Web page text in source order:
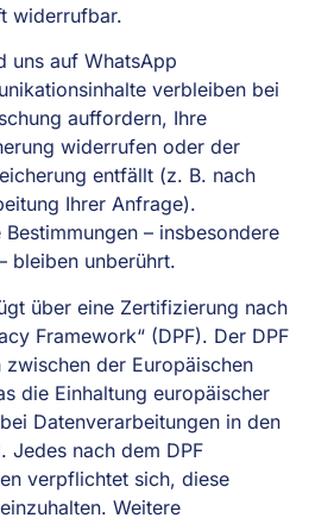
widerrufbar.
uns auf WhatsApp
verbleiben bei
auffordern, Ihre
widerrufen oder der
entfällt (z. B. nach
Ihrer Anfrage).
– insbesondere
bleiben unberührt.
über eine Zertifizierung nach
Framework“ (DPF). Der DPF
der Europäischen
die Einhaltung europäischer
Datenverarbeitungen in den
Jedes nach dem DPF
verpflichtet sich, diese
Weitere